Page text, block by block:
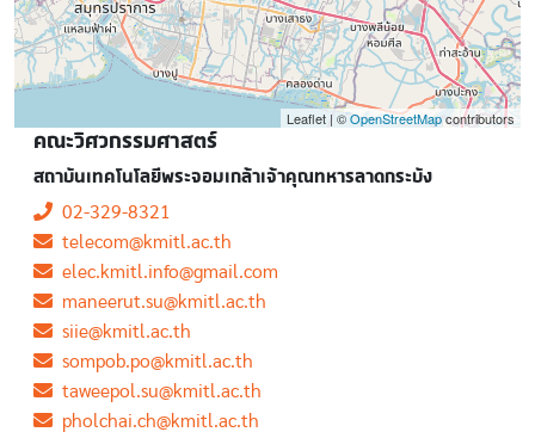
Leaflet | ©OpenStreetMapcontributors
คณะวิศวกรรมศาสตร์
สถาบันเทคโนโลยีพระจอมเกล้าเจ้าคุณทหารลาดกระบัง
02-329-8321
telecom@kmitl.ac.th
elec.kmitl.info@gmail.com
maneerut.su@kmitl.ac.th
siie@kmitl.ac.th
sompob.po@kmitl.ac.th
taweepol.su@kmitl.ac.th
pholchai.ch@kmitl.ac.th